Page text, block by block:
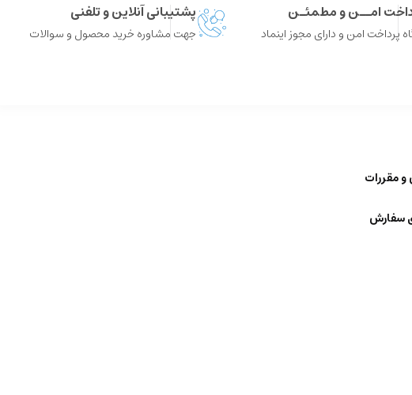
امــن و مطمئـن
پرداخت امن و دارای مجوز اینماد
پشتیبانی آنلاین و تلفنی
جهت مشاوره خرید محصول و سوالات
و مقررات
سفارش